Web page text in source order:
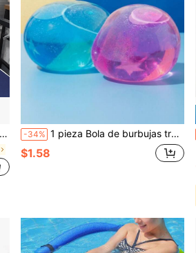
-34% 1 pieza Bola de burbujas transparente inflable/llena de agua de gran tamaño, bomba de agua gigante, incluye bomba de aire, apto para mayores de 14 años, pelota de agua duradera y fácil de inflar de TPR para actividades en la playa y el patio, globo de agua de goma suave con diseño a prueba de fugas
$1.58